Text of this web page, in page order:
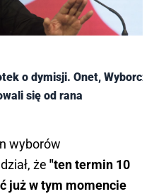
o dymisji. Onet, Wyborcza
się od rana
wyborów
że "ten termin 10
już w tym momencie